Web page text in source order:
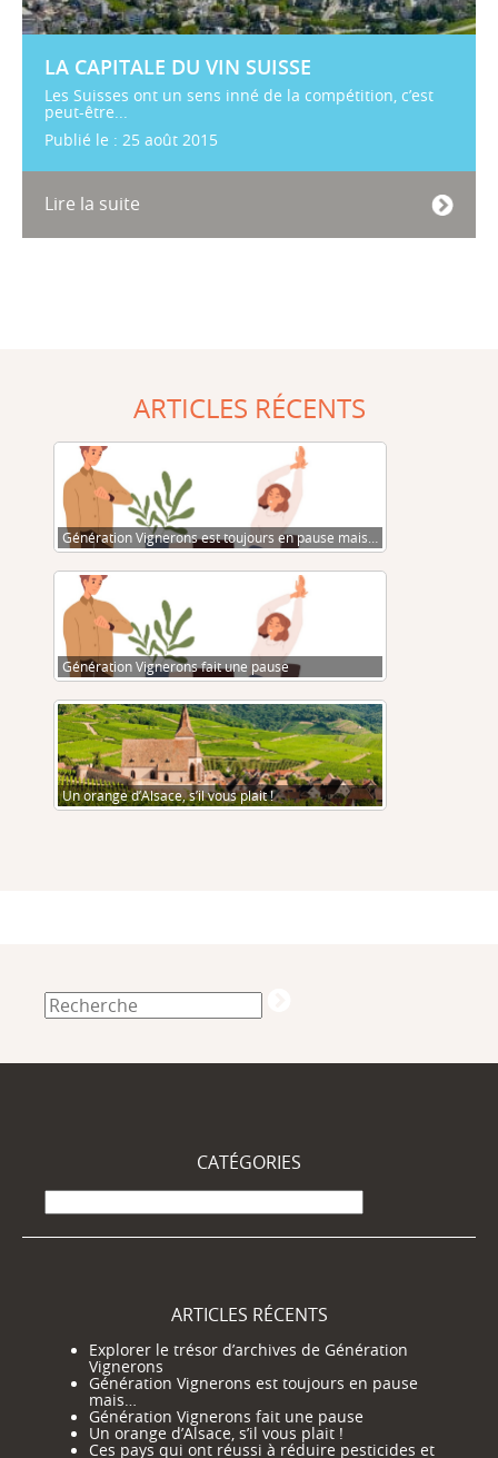
LA CAPITALE DU VIN SUISSE
Les Suisses ont un sens inné de la compétition, c’est
peut-être...
Publié le : 25 août 2015
Lire la suite
ARTICLES RÉCENTS
Génération Vignerons est toujours en pause mais…
Génération Vignerons fait une pause
Un orange d’Alsace, s’il vous plait !
CATÉGORIES
Catégories
ARTICLES RÉCENTS
Explorer le trésor d’archives de Génération
Vignerons
Génération Vignerons est toujours en pause
mais…
Génération Vignerons fait une pause
Un orange d’Alsace, s’il vous plait !
Ces pays qui ont réussi à réduire pesticides et